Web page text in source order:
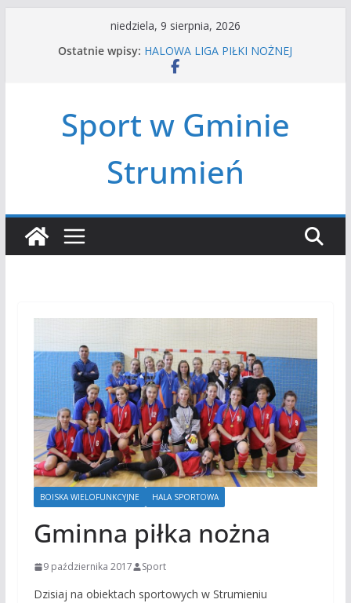
niedziela, 9 sierpnia, 2026
Ostatnie wpisy: HALOWA LIGA PIŁKI NOŻNEJ
LATO W MIEŚCIE’2026
Czwórbój lekkoatletyczny
Sport w Gminie
Strumień
BOISKA WIELOFUNKCYJNE HALA SPORTOWA
Gminna piłka nożna
9 października 2017 Sport
Dzisiaj na obiektach sportowych w Strumieniu